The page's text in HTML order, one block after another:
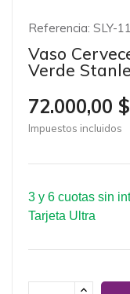
Referencia: SLY-
Vaso
Verde
72.000,00 $
Impuestos incluidos
3 y 6 cuotas sin
Tarjeta Ultra